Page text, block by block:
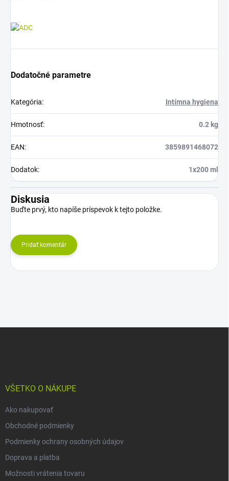
Dodatočné parametre
Kategória: Intímna hygiena
Hmotnosť: 0.2 kg
EAN: 3859891468072
Dodatok: 1x200 ml
Diskusia
Buďte prvý, kto napíše príspevok k tejto položke.
Pridať komentár
VŠETKO O NÁKUPE
Ako nakupovať
Obchodné podmienky
Podmienky ochrany osobných údajov
Doprava a platba
Možnosti vrátenia tovaru